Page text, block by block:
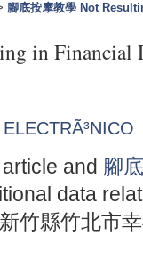
腳底按摩教學 Not
in Financial
and 腳
data
竹縣竹北市